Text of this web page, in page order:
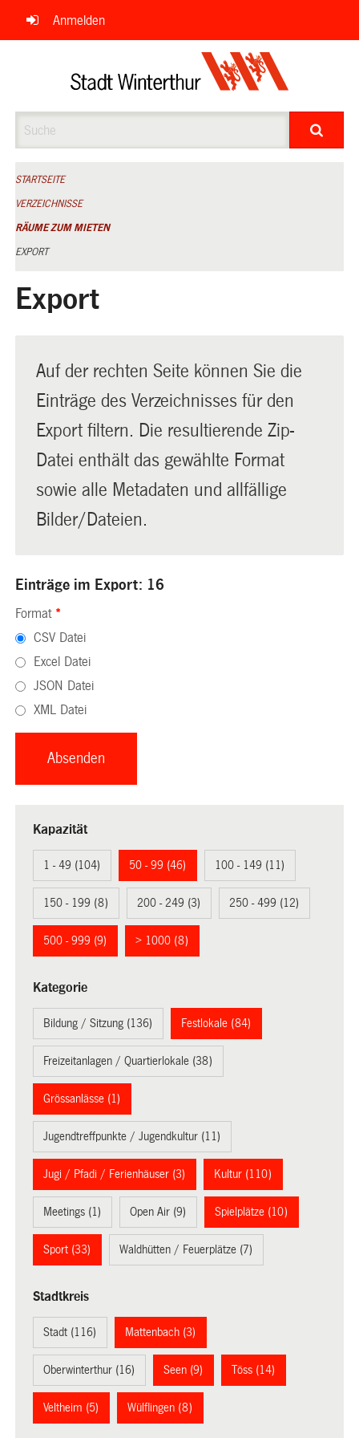
Navigation
überspringen
Anmelden
STARTSEITE
VERZEICHNISSE
RÄUME ZUM MIETEN
EXPORT
Export
Auf der rechten Seite können Sie die
Einträge des Verzeichnisses für den
Export filtern. Die resultierende Zip-
Datei enthält das gewählte Format
sowie alle Metadaten und allfällige
Bilder/Dateien.
Einträge im Export: 16
Format *
CSV Datei
Excel Datei
JSON Datei
XML Datei
Kapazität
1 - 49 (104) 50 - 99 (46) 100 - 149 (11)
150 - 199 (8) 200 - 249 (3) 250 - 499 (12)
500 - 999 (9) > 1000 (8)
Kategorie
Bildung / Sitzung (136) Festlokale (84)
Freizeitanlagen / Quartierlokale (38)
Grössanlässe (1)
Jugendtreffpunkte / Jugendkultur (11)
Jugi / Pfadi / Ferienhäuser (3) Kultur (110)
Meetings (1) Open Air (9) Spielplätze (10)
Sport (33) Waldhütten / Feuerplätze (7)
Stadtkreis
Stadt (116) Mattenbach (3)
Oberwinterthur (16) Seen (9) Töss (14)
Veltheim (5) Wülflingen (8)